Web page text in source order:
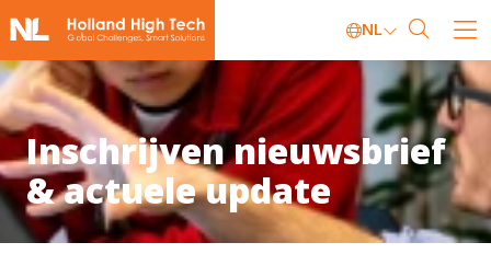
NL
Inschrijven nieuwsbrief
& actuele update